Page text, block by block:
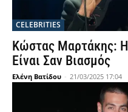
CELEBRITIES
Κώστας Μαρτάκης:
Είναι Σαν Βιασμός
Ελένη Βατίδου - 21/03/2025 17:04